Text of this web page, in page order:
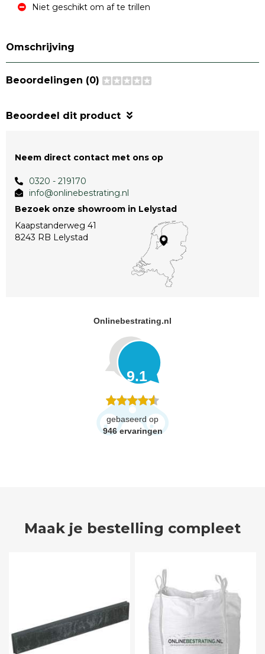
Niet geschikt om af te trillen
Omschrijving
Beoordelingen (0)
Beoordeel dit product
Neem direct contact met ons op
0320 - 219170
info@onlinebestrating.nl
Bezoek onze showroom in Lelystad
Kaapstanderweg 41
8243 RB Lelystad
Onlinebestrating.nl
9.1
gebaseerd op
946 ervaringen
Maak je bestelling compleet